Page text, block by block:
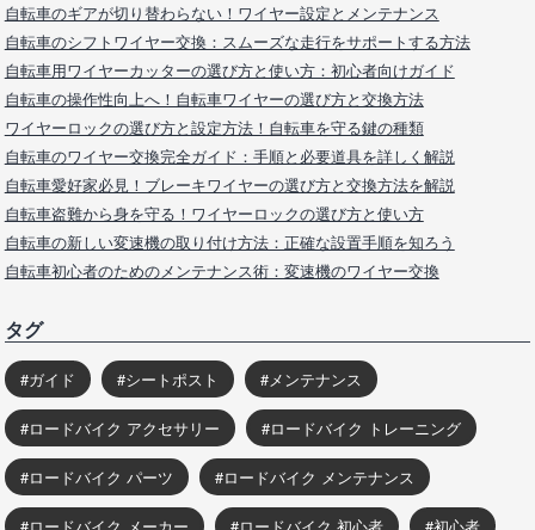
自転車のギアが切り替わらない！ワイヤー設定とメンテナンス
自転車のシフトワイヤー交換：スムーズな走行をサポートする方法
自転車用ワイヤーカッターの選び方と使い方：初心者向けガイド
自転車の操作性向上へ！自転車ワイヤーの選び方と交換方法
ワイヤーロックの選び方と設定方法！自転車を守る鍵の種類
自転車のワイヤー交換完全ガイド：手順と必要道具を詳しく解説
自転車愛好家必見！ブレーキワイヤーの選び方と交換方法を解説
自転車盗難から身を守る！ワイヤーロックの選び方と使い方
自転車の新しい変速機の取り付け方法：正確な設置手順を知ろう
自転車初心者のためのメンテナンス術：変速機のワイヤー交換
タグ
ガイド シートポスト メンテナンス
ロードバイク アクセサリー ロードバイク トレーニング
ロードバイク パーツ ロードバイク メンテナンス